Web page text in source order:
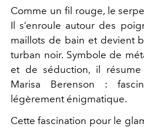
Comme un fil rouge, le
Il s’enroule autour des
maillots de bain et devient
turban noir. Symbole de
et de séduction, il résume
Marisa Berenson :
légèrement énigmatique.
Cette fascination pour le